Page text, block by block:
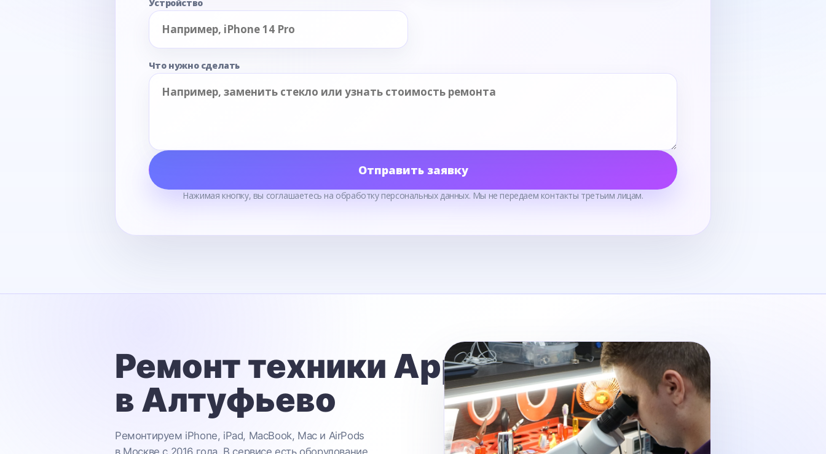
Устройство
Что нужно сделать
Отправить заявку
Нажимая кнопку, вы соглашаетесь на обработку персональных данных. Мы не передаем контакты третьим лицам.
Ремонт техники Apple
в Алтуфьево
Ремонтируем iPhone, iPad, MacBook, Mac и AirPods
в Москве с 2016 года. В сервисе есть оборудование